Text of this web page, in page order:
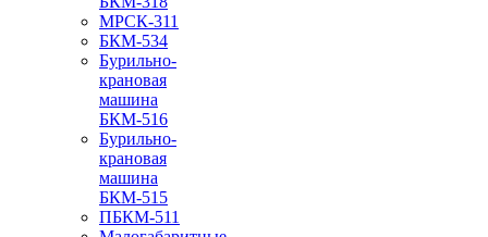
МРСК-311
БКМ-534
Бурильно-
крановая
машина
БКМ-516
Бурильно-
крановая
машина
БКМ-515
ПБКМ-511